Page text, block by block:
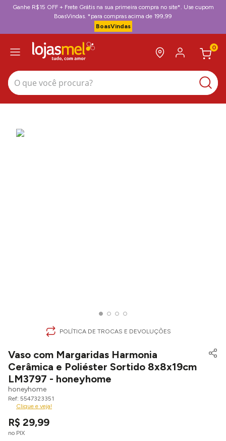
Ganhe R$15 OFF + Frete Grátis na sua primeira compra no site*. Use cupom
BoasVindas. *para compras acima de 199,99
BoasVindas
0
O que você procura?
POLÍTICA DE TROCAS E DEVOLUÇÕES
Vaso com Margaridas Harmonia
Cerâmica e Poliéster Sortido 8x8x19cm
LM3797 - honeyhome
honeyhome
5547323351
Clique e veja!
R$ 29,99
no PIX